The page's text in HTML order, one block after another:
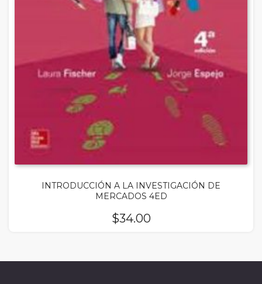
INTRODUCCIÓN A LA INVESTIGACIÓN DE
MERCADOS 4ED
$34.00